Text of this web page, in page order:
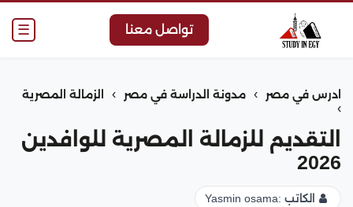
☰ تواصل معنا
ادرس في مصر › مدونة الدراسة في مصر › الزمالة المصرية
›
التقديم للزمالة المصرية للوافدين
2026
الكاتب :Yasmin osama